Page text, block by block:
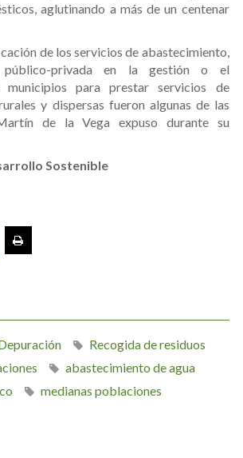
aglutinando a más de un centenar
de los servicios de abastecimiento,
público-privada en la gestión o el
municipios para prestar servicios de
y dispersas fueron algunas de las
de la Vega expuso durante su
Sostenible
Recogida de residuos
abastecimiento de agua
medianas poblaciones